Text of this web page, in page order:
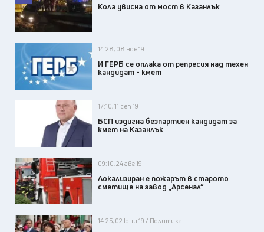
Кола увисна от мост в Казанлък
14:28, 08 ное 19
И ГЕРБ се оплака от репресия над техен
кандидат - кмет
17:10, 11 сеп 19
БСП издигна безпартиен кандидат за
кмет на Казанлък
09:10, 24 авг 19
Локализиран е пожарът в старото
сметище на завод „Арсенал”
14:25, 02 юни 19 / Политика